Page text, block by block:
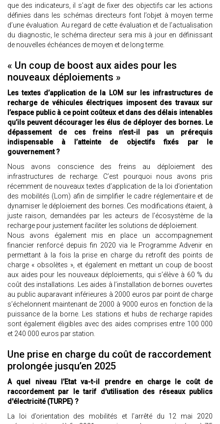
que des indicateurs, il s’agit de fixer des objectifs car les actions
définies dans les schémas directeurs font l’objet à moyen terme
d’une évaluation. Au regard de cette évaluation et de l’actualisation
du diagnostic, le schéma directeur sera mis à jour en définissant
de nouvelles échéances de moyen et de long terme.
« Un coup de boost aux aides pour les
nouveaux déploiements »
Les textes d’application de la LOM sur les infrastructures de
recharge de véhicules électriques imposent des travaux sur
l’espace public à ce point coûteux et dans des délais intenables
qu’ils peuvent décourager les élus de déployer des bornes. Le
dépassement de ces freins n’est-il pas un prérequis
indispensable à l’atteinte de objectifs fixés par le
gouvernement ?
Nous avons conscience des freins au déploiement des
infrastructures de recharge. C’est pourquoi nous avons pris
récemment de nouveaux textes d’application de la loi d’orientation
des mobilités (Lom) afin de simplifier le cadre réglementaire et de
dynamiser le déploiement des bornes. Ces modifications étaient, à
juste raison, demandées par les acteurs de l’écosystème de la
recharge pour justement faciliter les solutions de déploiement.
Nous avons également mis en place un accompagnement
financier renforcé depuis fin 2020 via le Programme Advenir en
permettant à la fois la prise en charge du retrofit des points de
charge « obsolètes », et également en mettant un coup de boost
aux aides pour les nouveaux déploiements, qui s’élève à 60 % du
coût des installations. Les aides à l’installation de bornes ouvertes
au public auparavant inférieures à 2000 euros par point de charge
s’échelonnent maintenant de 2000 à 9000 euros en fonction de la
puissance de la borne. Les stations et hubs de recharge rapides
sont également éligibles avec des aides comprises entre 100 000
et 240 000 euros par station.
Une prise en charge du coût de raccordement
prolongée jusqu’en 2025
A quel niveau l’Etat va-t-il prendre en charge le coût de
raccordement par le tarif d'utilisation des réseaux publics
d'électricité (TURPE) ?
La loi d’orientation des mobilités et l’arrêté du 12 mai 2020